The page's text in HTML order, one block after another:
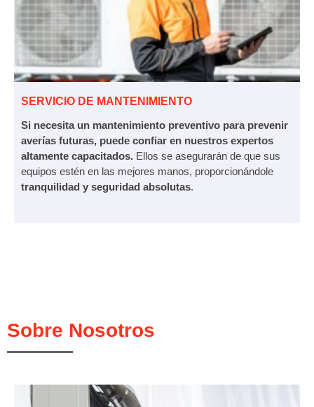
SERVICIO DE MANTENIMIENTO
Si necesita un mantenimiento preventivo para prevenir
averías futuras, puede confiar en nuestros expertos
altamente capacitados. Ellos se asegurarán de que sus
equipos estén en las mejores manos, proporcionándole
tranquilidad y seguridad absolutas.
Sobre Nosotros